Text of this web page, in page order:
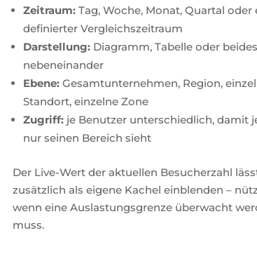
Zeitraum:Tag, Woche, Monat, Quartal oder
definierter Vergleichszeitraum
Darstellung:Diagramm, Tabelle oder beides
nebeneinander
Ebene:Gesamtunternehmen, Region,
Standort, einzelne Zone
Zugriff:je Benutzer unterschiedlich, damit
nur seinen Bereich sieht
Der Live-Wert der aktuellen Besucherzahl
zusätzlich als eigene Kachel einblenden –
wenn eine Auslastungsgrenze überwacht
muss.